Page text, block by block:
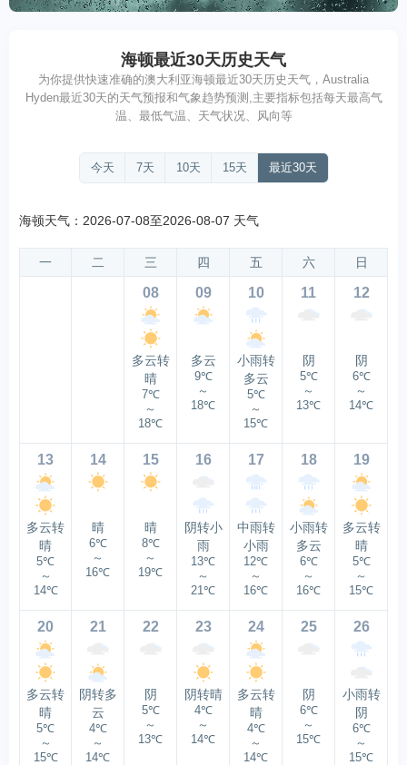
优
海顿最近30天历史天气
为你提供快速准确的澳大利亚海顿最近30天历史天气，Australia
Hyden最近30天的天气预报和气象趋势预测,主要指标包括每天最高气
温、最低气温、天气状况、风向等
今天 7天 10天 15天 最近30天
海顿天气：2026-07-08至2026-08-07 天气
一 二 三 四 五 六 日
08
多云转
晴
7℃
～
18℃
09
多云
9℃
～
18℃
10
小雨转
多云
5℃
～
15℃
11
阴
5℃
～
13℃
12
阴
6℃
～
14℃
13
多云转
晴
5℃
～
14℃
14
晴
6℃
～
16℃
15
晴
8℃
～
19℃
16
阴转小
雨
13℃
～
21℃
17
中雨转
小雨
12℃
～
16℃
18
小雨转
多云
6℃
～
16℃
19
多云转
晴
5℃
～
15℃
20
多云转
晴
5℃
～
15℃
21
阴转多
云
4℃
～
14℃
22
阴
5℃
～
13℃
23
阴转晴
4℃
～
14℃
24
多云转
晴
4℃
～
14℃
25
阴
6℃
～
15℃
26
小雨转
阴
6℃
～
15℃